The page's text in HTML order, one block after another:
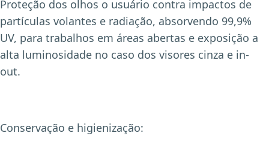
Proteção dos olhos o usuário contra impactos de
partículas volantes e radiação, absorvendo 99,9%
UV, para trabalhos em áreas abertas e exposição a
alta luminosidade no caso dos visores cinza e in-
out.
Conservação e higienização: